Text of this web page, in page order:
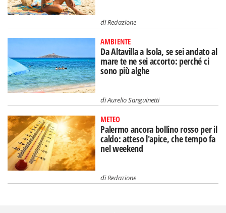
diRedazione
AMBIENTE
Da Altavilla a Isola, se sei andato al
mare te ne sei accorto: perché ci
sono più alghe
diAurelio Sanguinetti
METEO
Palermo ancora bollino rosso per il
caldo: atteso l'apice, che tempo fa
nel weekend
diRedazione